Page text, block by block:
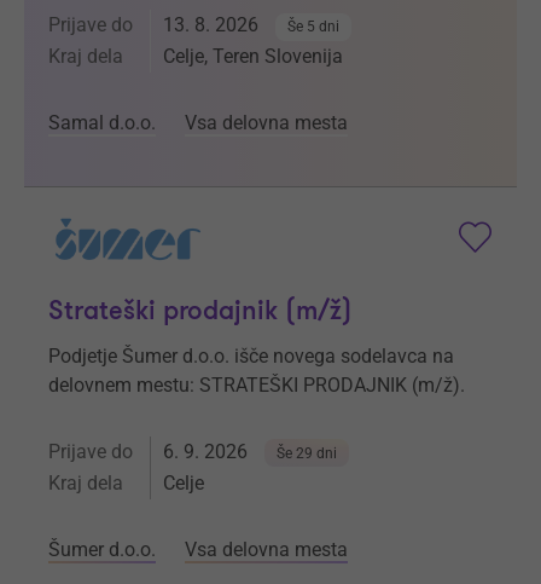
Prijave do 13. 8. 2026 Še 5 dni
Kraj dela Celje, Teren Slovenija
Samal d.o.o. Vsa delovna mesta
Strateški prodajnik (m/ž)
Podjetje Šumer d.o.o. išče novega sodelavca na
delovnem mestu: STRATEŠKI PRODAJNIK (m/ž).
Prijave do 6. 9. 2026 Še 29 dni
Kraj dela Celje
Šumer d.o.o. Vsa delovna mesta